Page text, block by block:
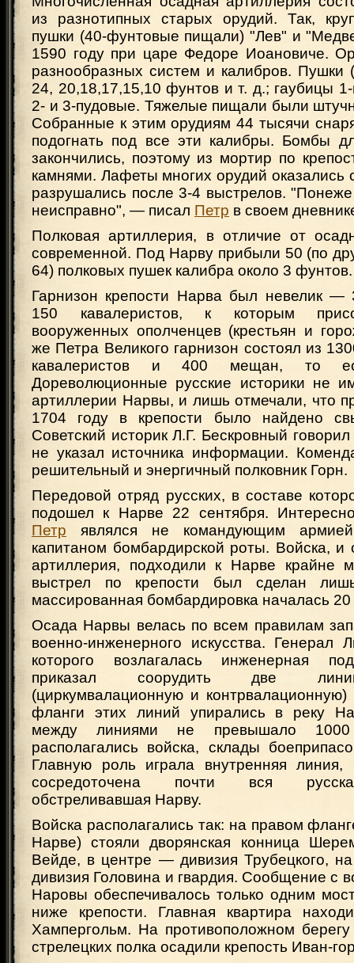
из разнотипных старых орудий. Так,
пушки (40-фунтовые пищали) "Лев" и
1590 году при царе Федоре Иоановиче.
разнообразных систем и калибров.
24, 20,18,17,15,10 фунтов и т. д.; гаубицы
2- и 3-пудовые. Тяжелые пищали были
Собранные к этим орудиям 44 тысячи
подогнать под все эти калибры. Бомбы
закончились, поэтому из мортир по
камнями. Лафеты многих орудий оказались
разрушались после 3-4 выстрелов.
неисправно", — писал Петр в своем
Полковая артиллерия, в отличие от
современной. Под Нарву прибыли 50 (по
64) полковых пушек калибра около 3 фунтов.
Гарнизон крепости Нарва был невелик —
150 кавалеристов, к которым
вооруженных ополченцев (крестьян и
же Петра Великого гарнизон состоял из
кавалеристов и 400 мещан, то
Дореволюционные русские историки не
артиллерии Нарвы, и лишь отмечали, что
1704 году в крепости было найдено
Советский историк Л.Г. Бескровный
не указал источника информации.
решительный и энергичный полковник Горн.
Передовой отряд русских, в составе
подошел к Нарве 22 сентября.
Петр являлся не командующим
капитаном бомбардирской роты. Войска, и
артиллерия, подходили к Нарве крайне
выстрел по крепости был сделан
массированная бомбардировка началась 20
Осада Нарвы велась по всем правилам
военно-инженерного искусства. Генерал
которого возлагалась инженерная
приказал соорудить две
(циркумвалационную и
фланги этих линий упирались в реку
между линиями не превышало
располагались войска, склады
Главную роль играла внутренняя
сосредоточена почти вся
обстреливавшая Нарву.
Войска располагались так: на правом
Нарве) стояли дворянская конница
Вейде, в центре — дивизия Трубецкого,
дивизия Головина и гвардия. Сообщение с
Наровы обеспечивалось только одним
ниже крепости. Главная квартира
Хампергольм. На противоположном
стрелецких полка осадили крепость Иван-